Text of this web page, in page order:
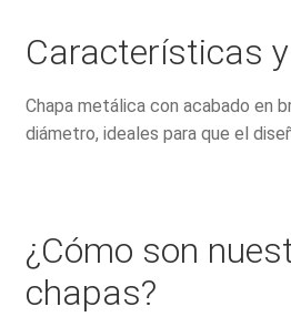
Características
Chapa metálica con acabado en
diámetro, ideales para que el
¿Cómo son
chapas?